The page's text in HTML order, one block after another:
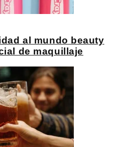
al mundo beauty
de maquillaje